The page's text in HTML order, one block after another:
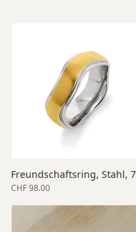
CHF 98.00